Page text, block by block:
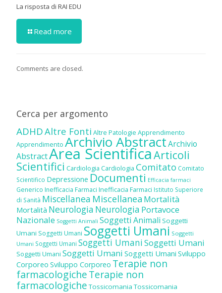
La risposta di RAI EDU
Read more
Comments are closed.
Cerca per argomento
ADHDAltre Fonti Altre Patologie Apprendimento
Apprendimento Archivio AbstractArchivio
AbstractArea ScientificaArticoli
Scientifici Cardiologia Cardiologia Comitato Comitato
Scientifico Depressione Documenti Efficacia farmaci
Generico Inefficacia Farmaci Inefficacia Farmaci Istituto Superiore
di Sanità Miscellanea Miscellanea Mortalità
Mortalità Neurologia Neurologia Portavoce
Nazionale Soggetti Animali Soggetti Animali Soggetti
Umani Soggetti Umani Soggetti Umani Soggetti
Umani Soggetti Umani Soggetti UmaniSoggetti Umani
Soggetti Umani Soggetti Umani Soggetti Umani Sviluppo
Corporeo Sviluppo Corporeo Terapie non
farmacologicheTerapie non
farmacologiche Tossicomania Tossicomania